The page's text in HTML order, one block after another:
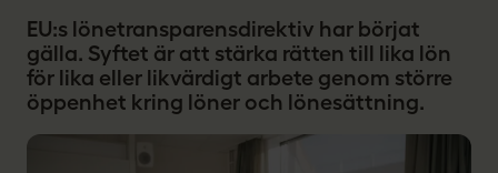
EU:s lönetransparensdirektiv har börjat
gälla. Syftet är att stärka rätten till lika lön
för lika eller likvärdigt arbete genom större
öppenhet kring löner och lönesättning.